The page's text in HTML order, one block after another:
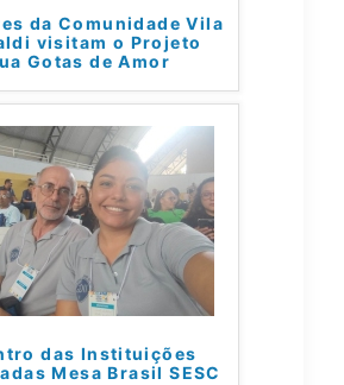
da Comunidade Vila
visitam o Projeto
Gotas de Amor
das Instituições
Mesa Brasil SESC